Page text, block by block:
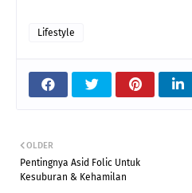
Lifestyle
OLDER
Pentingnya Asid Folic Untuk
Kesuburan & Kehamilan